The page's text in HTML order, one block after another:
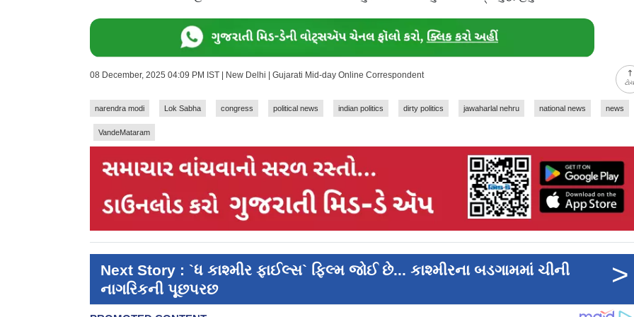
08 December, 2025 04:09 PM IST | New Delhi | Gujarati Mid-day Online Correspondent
narendra modi Lok Sabha congress political news indian politics dirty politics jawaharlal nehru national news news
VandeMataram
Next Story : `ધ કાશ્મીર ફાઈલ્સ` ફિલ્મ જોઈ છે... કાશ્મીરના બડગામમાં ચીની
નાગરિકની પૂછપરછ
>